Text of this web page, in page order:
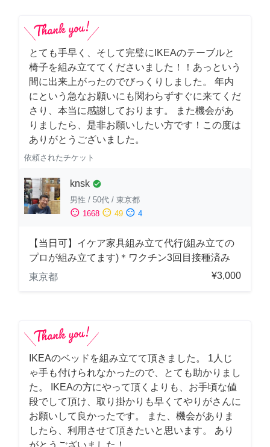
とても手早く、そして完璧にIKEAのテーブルと
椅子を組み立ててくださいました！！あっという
間に出来上がったのでびっくりしました。 年内
にという急なお願いにも関わらずすぐに来てくだ
さり、本当に感謝しております。 また機会があ
りましたら、是非お願いしたい方です！この度は
ありがとうございました。
依頼されたチケット
knsk check_circle
男性 / 50代 / 東京都
sentiment_satisfied 1668 sentiment_neutral 49 sentiment_dissatisfied 4
【当日可】イケア家具組み立て代行(組み立ての
プロが組み立てます)＊ワクチン3回目接種済み
東京都
¥3,000
IKEAのベッドを組み立てて頂きました。 1人じ
ゃ手も付けられなかったので、とても助かりまし
た。 IKEAの方にやって頂くよりも、お手頃な値
段でして頂け、取り掛かりも早くてやりがさんに
お願いして良かったです。 また、機会がありま
したら、利用させて頂きたいと思います。 あり